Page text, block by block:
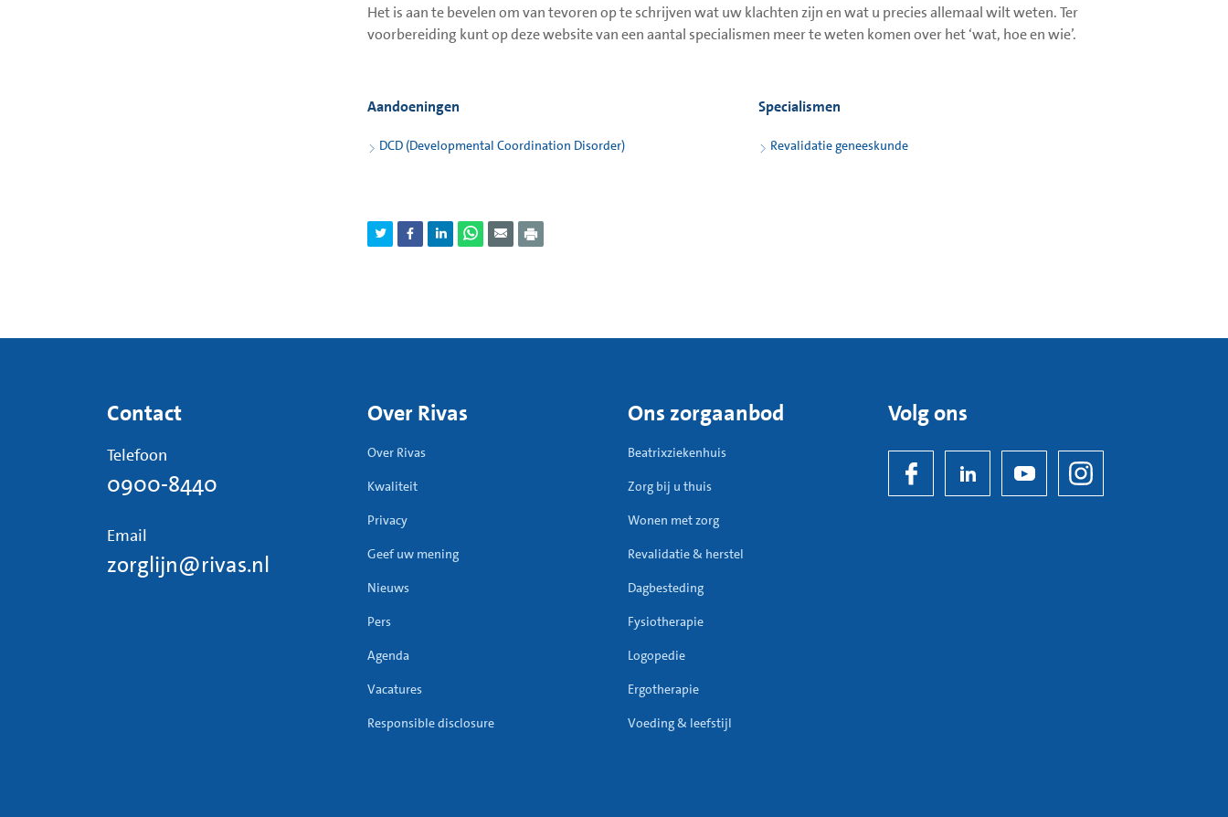
Het is aan te bevelen om van tevoren op te schrijven wat uw klachten zijn en wat u precies allemaal wilt weten. Ter
voorbereiding kunt op deze website van een aantal specialismen meer te weten komen over het ‘wat, hoe en wie’.
Aandoeningen
DCD (Developmental Coordination Disorder)
Specialismen
Revalidatie geneeskunde
Contact
Telefoon
0900-8440
Email
zorglijn@rivas.nl
Over Rivas
Over Rivas
Kwaliteit
Privacy
Geef uw mening
Nieuws
Pers
Agenda
Vacatures
Responsible disclosure
Ons zorgaanbod
Beatrixziekenhuis
Zorg bij u thuis
Wonen met zorg
Revalidatie & herstel
Dagbesteding
Fysiotherapie
Logopedie
Ergotherapie
Voeding & leefstijl
Volg ons